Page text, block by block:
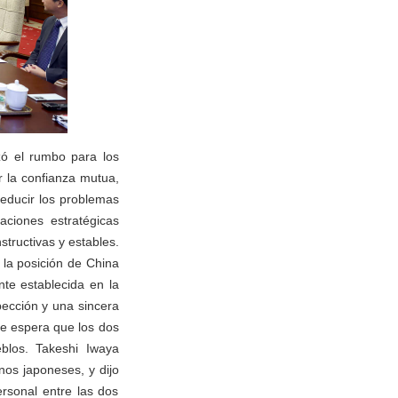
el rumbo para los
confianza mutua,
los problemas
estratégicas
y estables.
posición de China
establecida en la
y una sincera
espera que los dos
Takeshi Iwaya
japoneses, y dijo
entre las dos